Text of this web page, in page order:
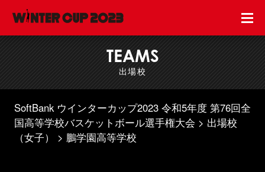
TEAMS
出場校
SoftBank ウインターカップ2023 令和5年度 第76回全
国高等学校バスケットボール選手権大会
出場校
（女子）
鵬学園高等学校